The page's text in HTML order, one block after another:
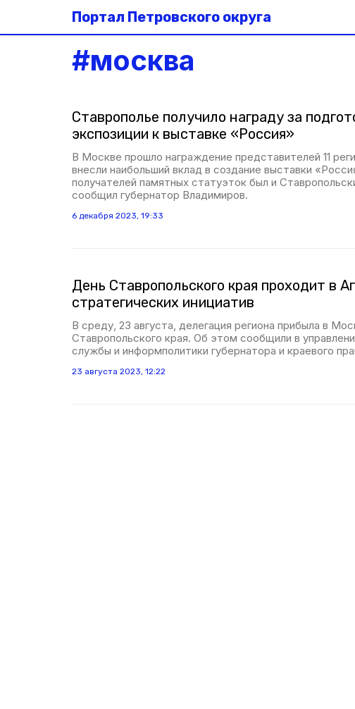
Портал Петровского округа
#москва
Ставрополье получило награду за
экспозиции к выставке «Россия»
В Москве прошло награждение представителей 11
внесли наибольший вклад в создание выставки
получателей памятных статуэток был и
сообщил губернатор Владимиров.
6 декабря 2023, 19:33
День Ставропольского края проходит в
стратегических инициатив
В среду, 23 августа, делегация региона прибыла в
Ставропольского края. Об этом сообщили в
службы и информполитики губернатора и краевого
23 августа 2023, 12:22